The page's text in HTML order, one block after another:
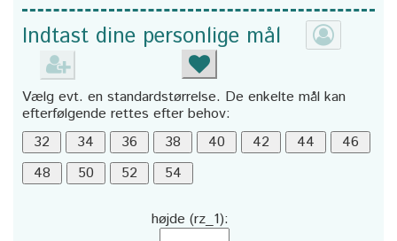
Indtast dine personlige mål
Vælg evt. en standardstørrelse. De enkelte mål kan
efterfølgende rettes efter behov:
højde (rz_1):